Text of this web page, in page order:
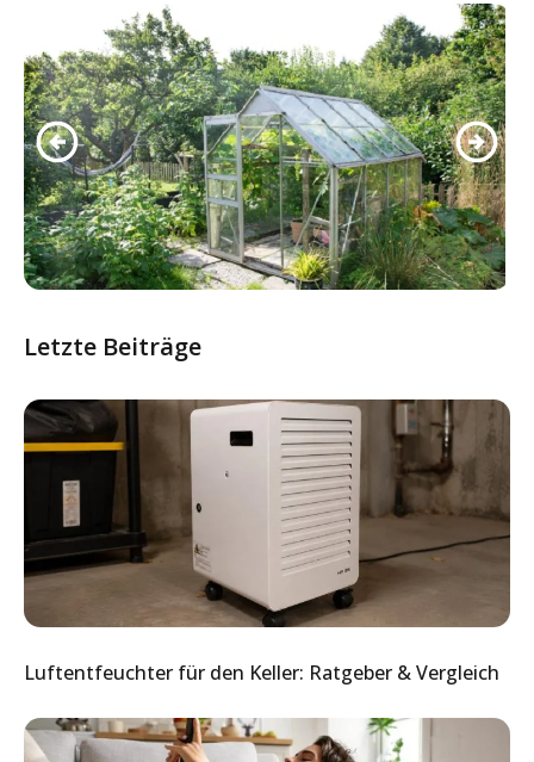
Letzte Beiträge
Luftentfeuchter für den Keller: Ratgeber & Vergleich